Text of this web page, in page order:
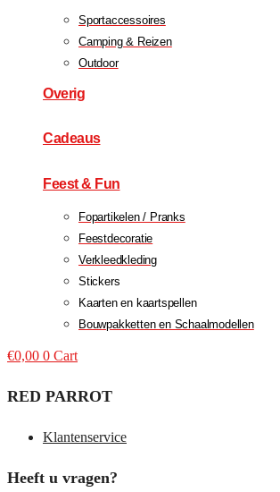
Sportaccessoires
Camping & Reizen
Outdoor
Overig
Cadeaus
Feest & Fun
Fopartikelen / Pranks
Feestdecoratie
Verkleedkleding
Stickers
Kaarten en kaartspellen
Bouwpakketten en Schaalmodellen
€0,00 0 Cart
RED PARROT
Klantenservice
Heeft u vragen?